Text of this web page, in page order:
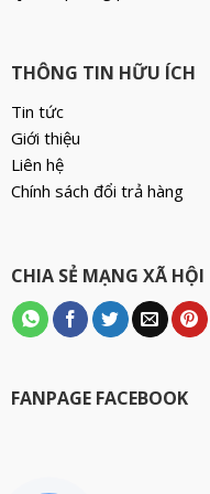
THÔNG TIN HỮU ÍCH
Tin tức
Giới thiệu
Liên hệ
Chính sách đổi trả hàng
CHIA SẺ MẠNG XÃ HỘI
FANPAGE FACEBOOK